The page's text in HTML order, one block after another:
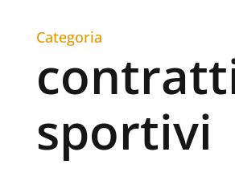
Categoria
sportivi